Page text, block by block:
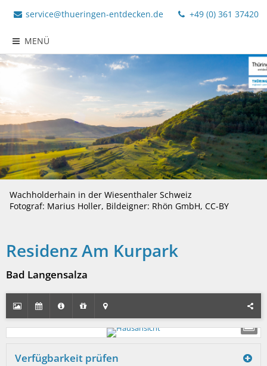
service@thueringen-entdecken.de +49 (0) 361 37420
MENÜ
Wachholderhain in der Wiesenthaler Schweiz
Fotograf: Marius Holler, Bildeigner: Rhön GmbH, CC-BY
Residenz Am Kurpark
Bad Langensalza
Verfügbarkeit prüfen